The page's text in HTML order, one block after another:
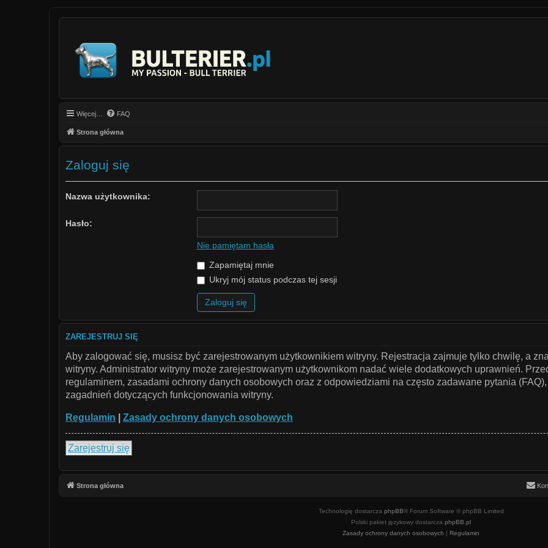
Więcej… FAQ
Strona główna
Zaloguj się
Nazwa użytkownika:
Hasło:
Nie pamiętam hasła
Zapamiętaj mnie
Ukryj mój status podczas tej sesji
ZAREJESTRUJ SIĘ
Aby zalogować się, musisz być zarejestrowanym użytkownikiem witryny. Rejestracja zajmuje tylko chwilę, a
witryny. Administrator witryny może zarejestrowanym użytkownikom nadać wiele dodatkowych uprawnień.
regulaminem, zasadami ochrony danych osobowych oraz z odpowiedziami na często zadawane pytania
zagadnień dotyczących funkcjonowania witryny.
Regulamin Zasady ochrony danych osobowych
Zarejestruj się
Strona główna
Technologię dostarcza phpBB® Forum Software © phpBB Limited
Polski pakiet językowy dostarcza phpBB.pl
Zasady ochrony danych osobowych | Regulamin